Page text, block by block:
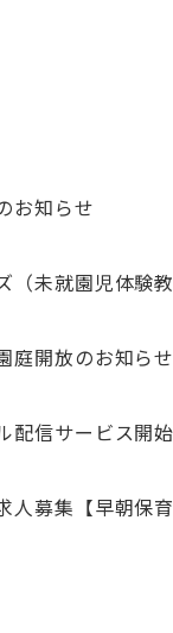
お知らせ
未就園児体験
開放のお知らせ
配信サービス開始
募集【早朝保育